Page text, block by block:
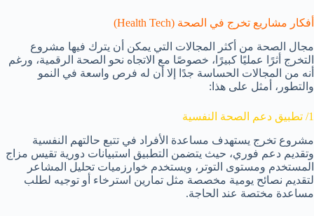
أفكار مشاريع تخرج في الصحة (Health Tech)
مجال الصحة من أكثر المجالات التي يمكن أن يترك فيها مشروع
التخرج أثرًا عمليًا كبيرًا، خصوصًا مع الاتجاه نحو الصحة الرقمية، ورغم
أنه من المجالات الحساسة جدًا إلا أن له فرص واسعة في النمو
والتطور، أمثل على هذا:
1/ تطبيق دعم الصحة النفسية
مشروع تخرج يستهدف مساعدة الأفراد في تتبع حالتهم النفسية
وتقديم دعم فوري، حيث يتضمن التطبيق استبيانات دورية تقيس مزاج
المستخدم ومستوى التوتر، ويستخدم خوارزميات تحليل المشاعر
لتقديم نصائح يومية مخصصة مثل تمارين استرخاء أو توجيه لطلب
مساعدة مختصة عند الحاجة.